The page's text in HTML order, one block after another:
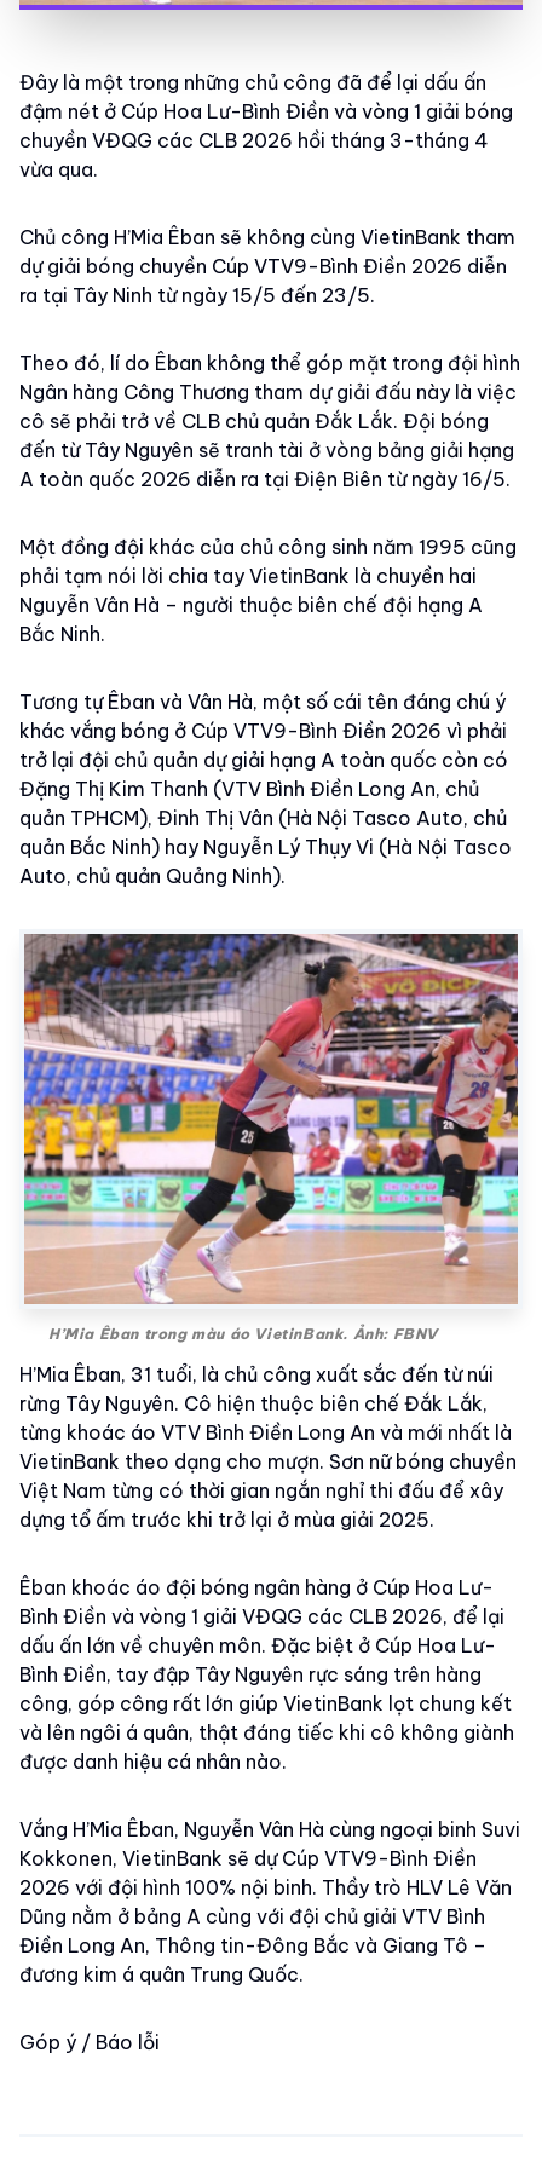
Đây là một trong những chủ công đã để lại dấu ấn
đậm nét ở Cúp Hoa Lư-Bình Điền và vòng 1 giải bóng
chuyền VĐQG các CLB 2026 hồi tháng 3-tháng 4
vừa qua.
Chủ công H’Mia Êban sẽ không cùng VietinBank tham
dự giải bóng chuyền Cúp VTV9-Bình Điền 2026 diễn
ra tại Tây Ninh từ ngày 15/5 đến 23/5.
Theo đó, lí do Êban không thể góp mặt trong đội hình
Ngân hàng Công Thương tham dự giải đấu này là việc
cô sẽ phải trở về CLB chủ quản Đắk Lắk. Đội bóng
đến từ Tây Nguyên sẽ tranh tài ở vòng bảng giải hạng
A toàn quốc 2026 diễn ra tại Điện Biên từ ngày 16/5.
Một đồng đội khác của chủ công sinh năm 1995 cũng
phải tạm nói lời chia tay VietinBank là chuyền hai
Nguyễn Vân Hà – người thuộc biên chế đội hạng A
Bắc Ninh.
Tương tự Êban và Vân Hà, một số cái tên đáng chú ý
khác vắng bóng ở Cúp VTV9-Bình Điền 2026 vì phải
trở lại đội chủ quản dự giải hạng A toàn quốc còn có
Đặng Thị Kim Thanh (VTV Bình Điền Long An, chủ
quản TPHCM), Đinh Thị Vân (Hà Nội Tasco Auto, chủ
quản Bắc Ninh) hay Nguyễn Lý Thụy Vi (Hà Nội Tasco
Auto, chủ quản Quảng Ninh).
H’Mia Êban trong màu áo VietinBank. Ảnh: FBNV
H’Mia Êban, 31 tuổi, là chủ công xuất sắc đến từ núi
rừng Tây Nguyên. Cô hiện thuộc biên chế Đắk Lắk,
từng khoác áo VTV Bình Điền Long An và mới nhất là
VietinBank theo dạng cho mượn. Sơn nữ bóng chuyền
Việt Nam từng có thời gian ngắn nghỉ thi đấu để xây
dựng tổ ấm trước khi trở lại ở mùa giải 2025.
Êban khoác áo đội bóng ngân hàng ở Cúp Hoa Lư-
Bình Điền và vòng 1 giải VĐQG các CLB 2026, để lại
dấu ấn lớn về chuyên môn. Đặc biệt ở Cúp Hoa Lư-
Bình Điền, tay đập Tây Nguyên rực sáng trên hàng
công, góp công rất lớn giúp VietinBank lọt chung kết
và lên ngôi á quân, thật đáng tiếc khi cô không giành
được danh hiệu cá nhân nào.
Vắng H’Mia Êban, Nguyễn Vân Hà cùng ngoại binh Suvi
Kokkonen, VietinBank sẽ dự Cúp VTV9-Bình Điền
2026 với đội hình 100% nội binh. Thầy trò HLV Lê Văn
Dũng nằm ở bảng A cùng với đội chủ giải VTV Bình
Điền Long An, Thông tin-Đông Bắc và Giang Tô –
đương kim á quân Trung Quốc.
Góp ý / Báo lỗi